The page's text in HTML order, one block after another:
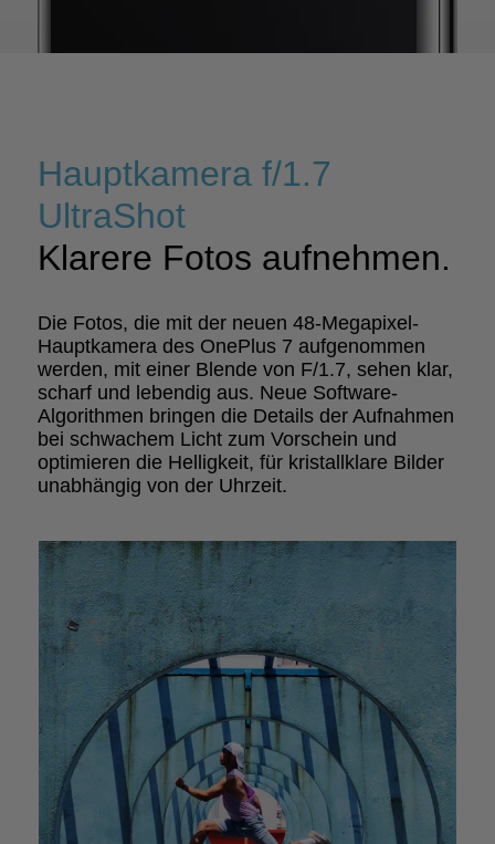
Hauptkamera f/1.7
UltraShot
Klarere Fotos aufnehmen.
Die Fotos, die mit der neuen 48-Megapixel-
Hauptkamera des OnePlus 7 aufgenommen
werden, mit einer Blende von F/1.7, sehen klar,
scharf und lebendig aus. Neue Software-
Algorithmen bringen die Details der Aufnahmen
bei schwachem Licht zum Vorschein und
optimieren die Helligkeit, für kristallklare Bilder
unabhängig von der Uhrzeit.